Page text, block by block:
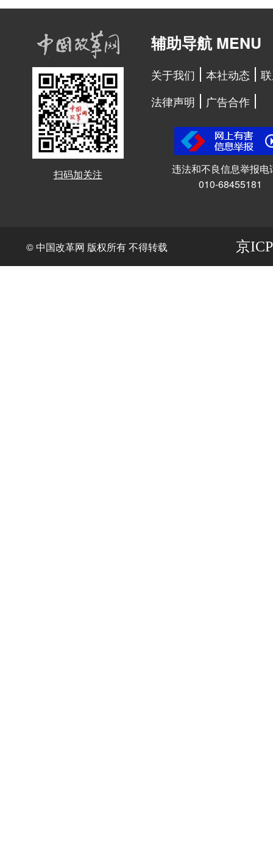
扫码加关注
辅助导航 MENU
关于我们 本社动态
法律声明
广告合作
违法和不良信息举报电
010-68455181
© 中国改革网 版权所有 不得转载 京